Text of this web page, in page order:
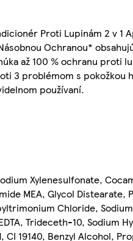
Proti Lupinám 2 v
Ochranou*
až 100 % ochranu proti
3 problémom s pokožkou
používaní.
Xylenesulfonate,
MEA, Glycol Distearate,
Chloride,
Trideceth-10, Sodium
19140, Benzyl Alcohol,